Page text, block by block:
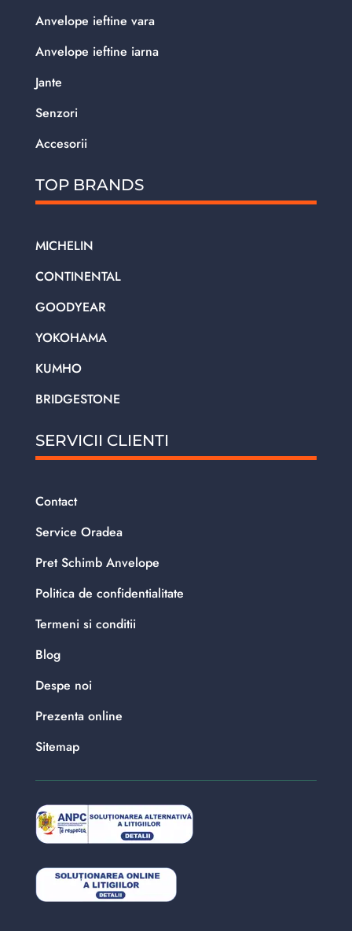
Anvelope ieftine vara
Anvelope ieftine iarna
Jante
Senzori
Accesorii
TOP BRANDS
MICHELIN
CONTINENTAL
GOODYEAR
YOKOHAMA
KUMHO
BRIDGESTONE
SERVICII CLIENTI
Contact
Service Oradea
Pret Schimb Anvelope
Politica de confidentialitate
Termeni si conditii
Blog
Despe noi
Prezenta online
Sitemap